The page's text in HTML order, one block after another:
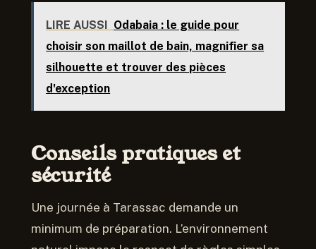
LIRE AUSSI Odabaia : le guide pour
choisir son maillot de bain, magnifier sa
silhouette et trouver des pièces
d'exception
Conseils pratiques et
sécurité
Une journée à Tarassac demande un
minimum de préparation. L’environnement